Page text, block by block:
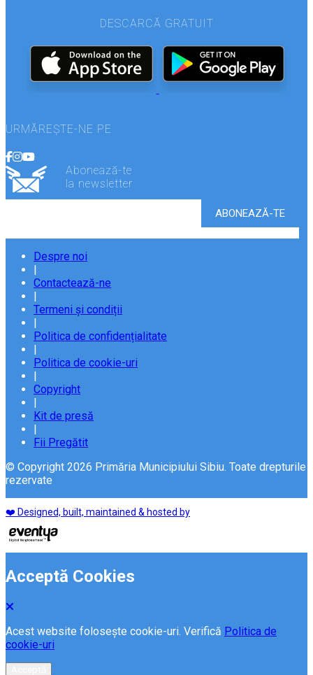
DESCARCĂ GRATUIT
URMĂREȘTE-NE PE
Abonează-te
la newsletter
Despre noi
|
Contactează-ne
|
Termeni și condiții
|
Politica de confidențialitate
|
Politica de cookie-uri
|
Copyright
|
Kit de presă
|
Fii Pregătit
© Copyright 2026 Primăria Municipiului Sibiu. Toate drepturile
rezervate
❤️ Designed, built, maintained & hosted by
Acceptă Cookies
Acest website folosește cookie-uri. Verifică Politica de
cookie-uri